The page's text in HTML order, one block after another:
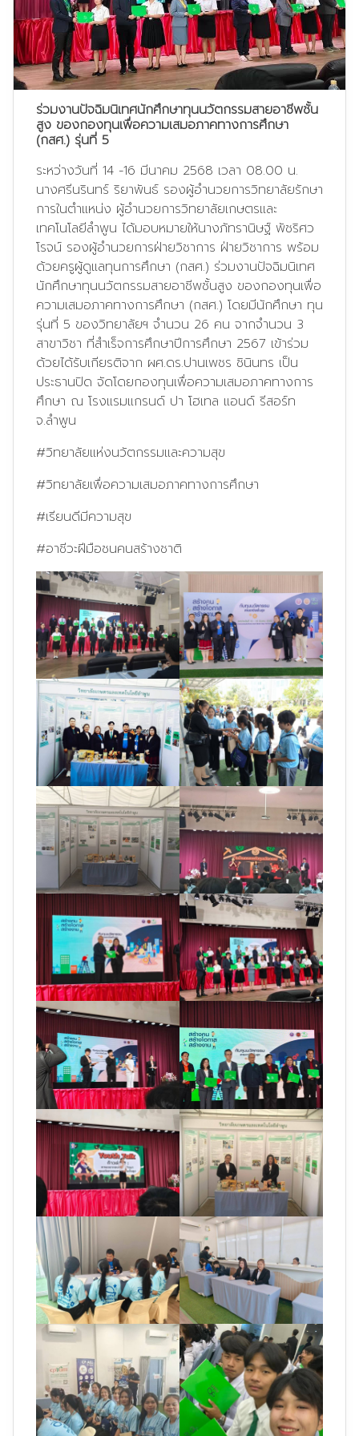
ร่วมงานปัจฉิมนิเทศนักศึกษาทุนนวัตกรรมสายอาชีพชั้น
สูง ของกองทุนเพื่อความเสมอภาคทางการศึกษา
(กสศ.) รุ่นที่ 5
ระหว่างวันที่ 14 -16 มีนาคม 2568 เวลา 08.00 น.
นางศรีนรินทร์ ริยาพันธ์ รองผู้อำนวยการวิทยาลัยรักษา
การในตำแหน่ง ผู้อำนวยการวิทยาลัยเกษตรและ
เทคโนโลยีลำพูน ได้มอบหมายให้นางภัทรานิษฐ์ พัชริศว
โรจน์ รองผู้อำนวยการฝ่ายวิชาการ ฝ่ายวิชาการ พร้อม
ด้วยครูผู้ดูแลทุนการศึกษา (กสศ.) ร่วมงานปัจฉิมนิเทศ
นักศึกษาทุนนวัตกรรมสายอาชีพชั้นสูง ของกองทุนเพื่อ
ความเสมอภาคทางการศึกษา (กสศ.) โดยมีนักศึกษา ทุน
รุ่นที่ 5 ของวิทยาลัยฯ จำนวน 26 คน จากจำนวน 3
สาขาวิชา ที่สำเร็จการศึกษาปีการศึกษา 2567 เข้าร่วม
ด้วยได้รับเกียรติจาก ผศ.ดร.ปานเพชร ชินินทร เป็น
ประธานปิด จัดโดยกองทุนเพื่อความเสมอภาคทางการ
ศึกษา ณ โรงแรมแกรนด์ ปา โฮเทล แอนด์ รีสอร์ท
จ.ลำพูน
#วิทยาลัยแห่งนวัตกรรมและความสุข
#วิทยาลัยเพื่อความเสมอภาคทางการศึกษา
#เรียนดีมีความสุข
#อาชีวะฝีมือชนคนสร้างชาติ